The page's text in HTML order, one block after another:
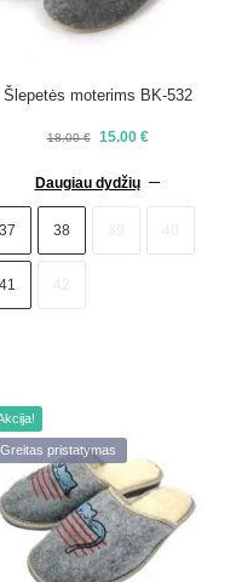
Šlepetės moterims BK-532
18.00€ 15.00 €
Daugiau dydžių
37 38
41
Greitas pristatymas